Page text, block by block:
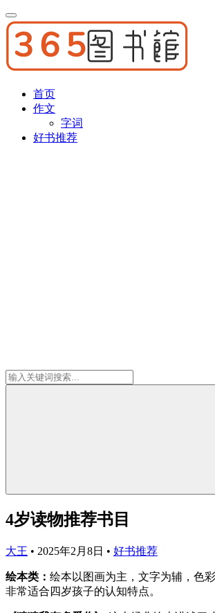
首页
作文
字词
好书推荐
4岁读物推荐书目
大王 • 2025年2月8日 • 好书推荐
绘本类： 绘本以图画为主，文字为辅，色
非常适合四岁孩子的认知特点。